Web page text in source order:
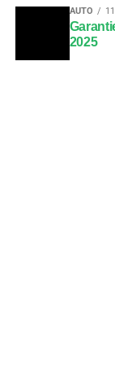
AUTO
2025